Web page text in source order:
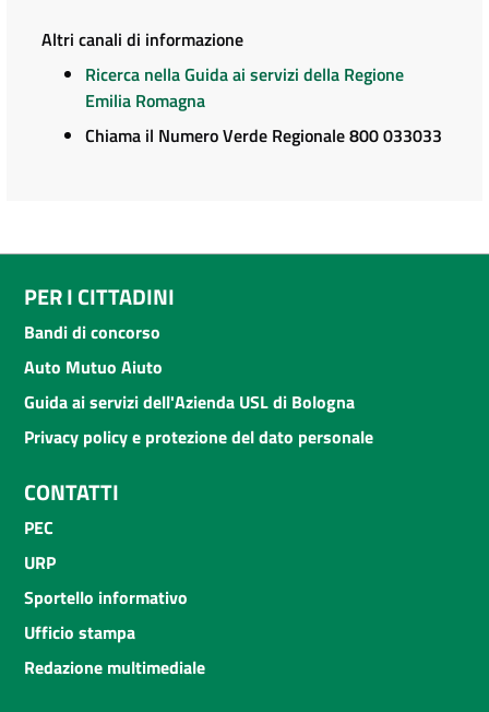
Altri canali di informazione
Ricerca nella Guida ai servizi della Regione
Emilia Romagna
Chiama il Numero Verde Regionale 800 033033
PER I CITTADINI
Bandi di concorso
Auto Mutuo Aiuto
Guida ai servizi dell'Azienda USL di Bologna
Privacy policy e protezione del dato personale
CONTATTI
PEC
URP
Sportello informativo
Ufficio stampa
Redazione multimediale